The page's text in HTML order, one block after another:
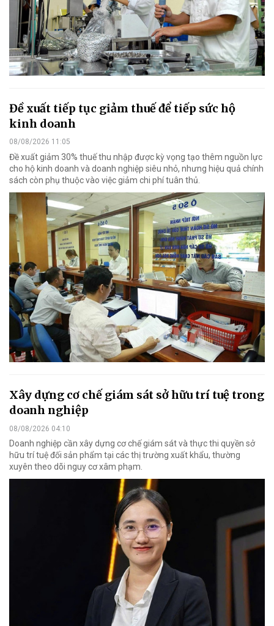
Đề xuất tiếp tục giảm thuế để tiếp sức hộ
kinh doanh
08/08/2026 11:05
Đề xuất giảm 30% thuế thu nhập được kỳ vọng tạo thêm nguồn lực
cho hộ kinh doanh và doanh nghiệp siêu nhỏ, nhưng hiệu quả chính
sách còn phụ thuộc vào việc giảm chi phí tuân thủ.
Xây dựng cơ chế giám sát sở hữu trí tuệ trong
doanh nghiệp
08/08/2026 04:10
Doanh nghiệp cần xây dựng cơ chế giám sát và thực thi quyền sở
hữu trí tuệ đối sản phẩm tại các thị trường xuất khẩu, thường
xuyên theo dõi nguy cơ xâm phạm.